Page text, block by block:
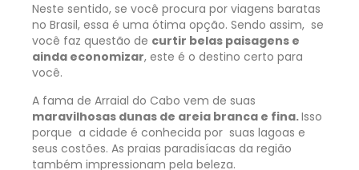
Neste sentido, se você procura por viagens baratas
no Brasil, essa é uma ótima opção. Sendo assim, se
você faz questão de curtir belas paisagens e
ainda economizar, este é o destino certo para
você.
A fama de Arraial do Cabo vem de suas
maravilhosas dunas de areia branca e fina.Isso
porque a cidade é conhecida por suas lagoas e
seus costões. As praias paradisíacas da região
também impressionam pela beleza.